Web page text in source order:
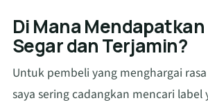
Di Mana
Segar dan Terjamin?
Untuk pembeli yang menghargai
saya sering cadangkan mencari label